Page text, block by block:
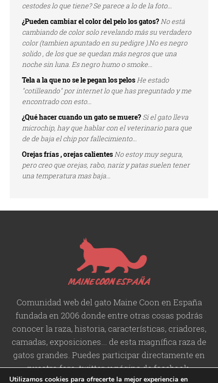
cestodes lo que tiene? Se parece a lo de la foto...
¿Pueden cambiar el color del pelo los gatos?No está
cambiando de color solo revelando más su verdadero
color (tambien apuntado en su pedigre ).No es negro
solido , de los que se quedan más negros que una
noche sin luna. Es negro humo o smoke...
Tela a la que no se le pegan los pelosHe estado
"cotilleando" por internet lo que has preguntado y me
encontrado con esto...
¿Qué hacer cuando un gato se muere? Si el gato lleva
microchip, hay que hablar con el veterinario para que
de de baja el chip por fallecimiento...
Orejas frías , orejas calientesNo estoy muy segura,
pero creo que orejas, rabo, nariz y patas suelen tener
una temperatura mas baja...
Comunidad web del gato Maine Coon en España
fundada en 2006 donde entre otras cosas podrás
conocer la raza, historia,características, criadores,
camadas, exposiciones... de esta magnífica raza de
gatos grandes. Puedes participar directamente en
nuestro foro, twitter, y página de facebook.
Utilizamos cookies para ofrecerte la mejor experiencia en